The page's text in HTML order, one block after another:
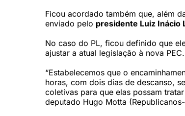
Ficou acordado também que, além
enviado pelo presidente Luiz Inácio
No caso do PL, ficou definido que
ajustar a atual legislação à nova PEC.
“Estabelecemos que o
horas, com dois dias de descanso,
coletivas para que elas possam
deputado Hugo Motta